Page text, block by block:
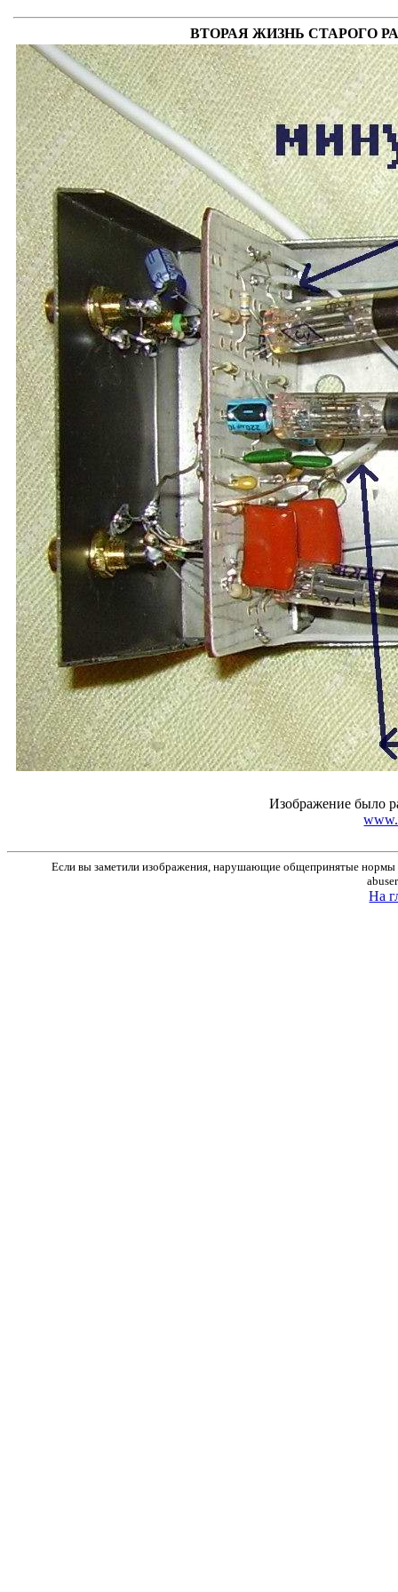
ВТОРАЯ ЖИЗНЬ СТАРОГО
Изображение было
Если вы заметили изображения, нарушающие общепринятые нормы
На